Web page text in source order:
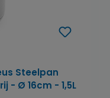
Steelpan
- Ø 16cm - 1,5L